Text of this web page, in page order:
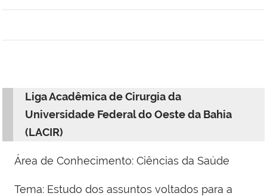
Liga Acadêmica de Cirurgia da
Universidade Federal do Oeste da Bahia
(LACIR)
Área de Conhecimento: Ciências da Saúde
Tema: Estudo dos assuntos voltados para a